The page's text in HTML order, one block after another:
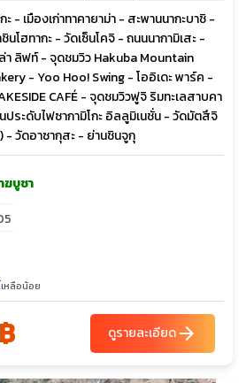
ะ - เมืองเก่าทาคายาม่า - สะพานนากะบาชิ -
นโฮทากะ - วัดเซ็นโคจิ - ถนนนากามิเสะ -
า ลิฟท์ - จุดชมวิว Hakuba Mountain
- Yoo Hoo! Swing - โออิเดะ พาร์ค -
CAFÉ - จุดชมวิวฟูจิ ริมทะเลสาบคา
ประดับไฟซากามิโกะ อิลลูมิเนชั่น - วัดมัตสึจิ
) - วัดอาซากุสะ - ย่านชินจูกุ
ฆบูชา
หลือน้อย
ดูรายละเอียดarrow_forward